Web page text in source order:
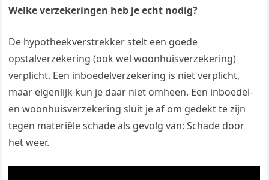
Welke verzekeringen heb je echt nodig?
De hypotheekverstrekker stelt een goede
opstalverzekering (ook wel woonhuisverzekering)
verplicht. Een inboedelverzekering is niet verplicht,
maar eigenlijk kun je daar niet omheen. Een inboedel-
en woonhuisverzekering sluit je af om gedekt te zijn
tegen materiële schade als gevolg van: Schade door
het weer.